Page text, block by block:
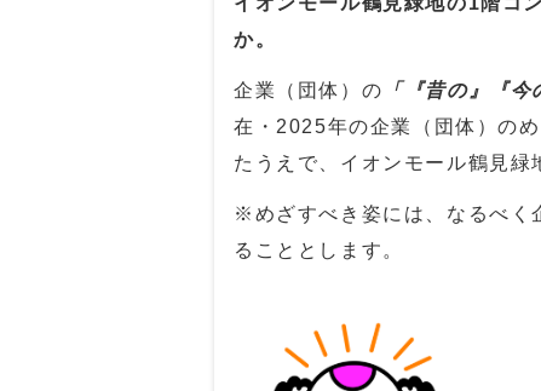
か。
企業（団体）の 「『昔の』『
在・2025年の企業（団体）の
たうえで、イオンモール鶴見緑
※めざすべき姿には、なるべく
ることとします。